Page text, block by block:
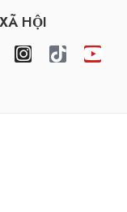
HỘI